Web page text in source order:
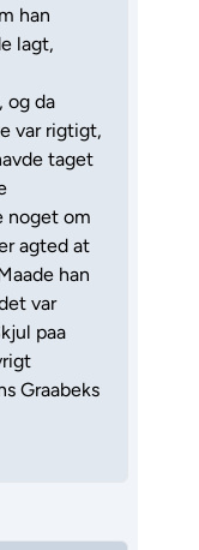
han
lagt,
og da
var rigtigt,
taget
noget om
agted at
han
var
paa
Graabeks